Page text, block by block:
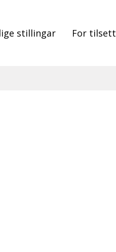
stillingar For